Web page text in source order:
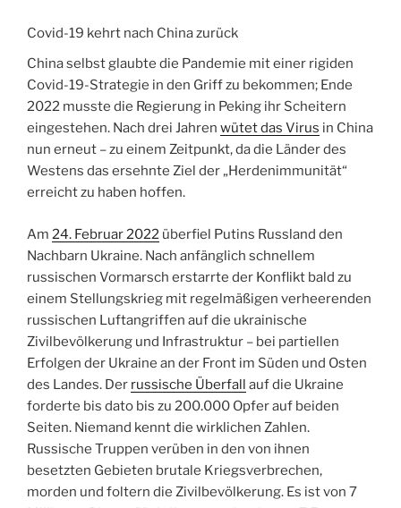
Covid-19 kehrt nach China zurück
China selbst glaubte die Pandemie mit einer rigiden
Covid-19-Strategie in den Griff zu bekommen; Ende
2022 musste die Regierung in Peking ihr Scheitern
eingestehen. Nach drei Jahren wütet das Virus in China
nun erneut – zu einem Zeitpunkt, da die Länder des
Westens das ersehnte Ziel der „Herdenimmunität“
erreicht zu haben hoffen.
Am 24. Februar 2022 überfiel Putins Russland den
Nachbarn Ukraine. Nach anfänglich schnellem
russischen Vormarsch erstarrte der Konflikt bald zu
einem Stellungskrieg mit regelmäßigen verheerenden
russischen Luftangriffen auf die ukrainische
Zivilbevölkerung und Infrastruktur – bei partiellen
Erfolgen der Ukraine an der Front im Süden und Osten
des Landes. Der russische Überfall auf die Ukraine
forderte bis dato bis zu 200.000 Opfer auf beiden
Seiten. Niemand kennt die wirklichen Zahlen.
Russische Truppen verüben in den von ihnen
besetzten Gebieten brutale Kriegsverbrechen,
morden und foltern die Zivilbevölkerung. Es ist von 7